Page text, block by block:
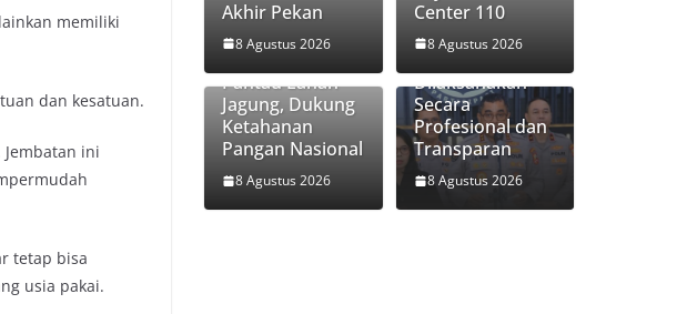
memiliki
dan kesatuan.
ini
tetap bisa
usia pakai.
Akhir Pekan
8 Agustus 2026
Center 110
8 Agustus 2026
Bhabinkamtibm
as Desa
Penunggul
Pantau Lahan
Jagung, Dukung
Ketahanan
Pangan Nasional
8 Agustus 2026
Proses
Pemeriksaan
Personel di Aceh
Dilaksanakan
Secara
Profesional dan
Transparan
8 Agustus 2026